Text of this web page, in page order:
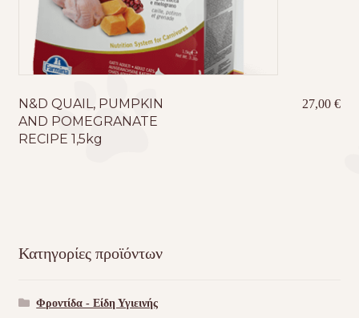
N&D QUAIL, PUMPKIN
AND POMEGRANATE
RECIPE 1,5kg
27,00€
Κατηγορίες προϊόντων
Φροντίδα - Είδη Υγιεινής